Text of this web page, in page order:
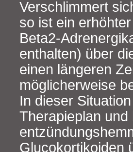
Verschlimmert
so ist ein
enthalten) über
einen längeren
möglicherweise
In dieser
Therapieplan
Glucokortikoiden